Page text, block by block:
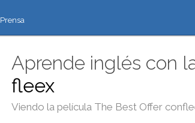
Prensa
Aprende inglés con
fleex
Viendo la película The Best Offer con